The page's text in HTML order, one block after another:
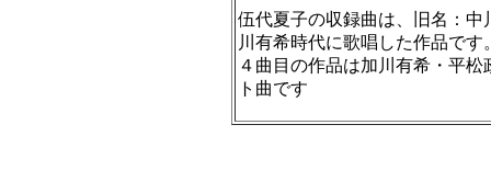
伍代夏子の収録曲は、旧名：中
川有希時代に歌唱した作品です
４曲目の作品は加川有希・平松
ト曲です